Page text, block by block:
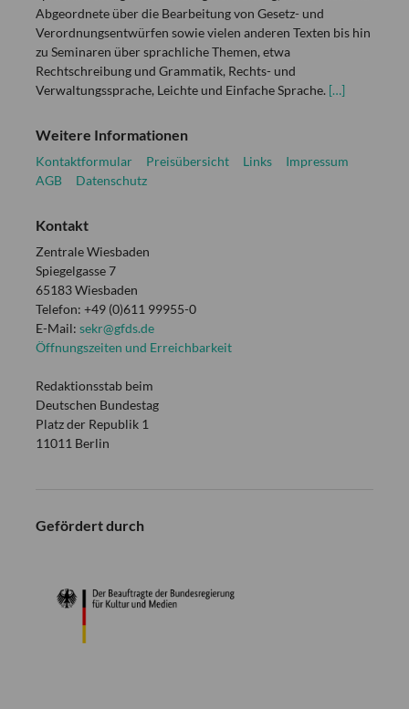
Abgeordnete über die Bearbeitung von Gesetz- und
Verordnungsentwürfen sowie vielen anderen Texten bis hin
zu Seminaren über sprachliche Themen, etwa
Rechtschreibung und Grammatik, Rechts- und
Verwaltungssprache, Leichte und Einfache Sprache. […]
Weitere Informationen
Kontaktformular Preisübersicht Links
Impressum
AGB
Datenschutz
Kontakt
Zentrale Wiesbaden
Spiegelgasse 7
65183 Wiesbaden
Telefon: +49 (0)611 99955-0
E-Mail: sekr@gfds.de
Öffnungszeiten und Erreichbarkeit
Redaktionsstab beim
Deutschen Bundestag
Platz der Republik 1
11011 Berlin
Gefördert durch